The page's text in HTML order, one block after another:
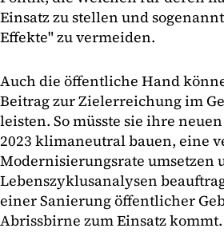
Einsatz zu stellen und
Effekte" zu vermeiden.
Auch die öffentliche Hand
Beitrag zur Zielerreichung im
leisten. So müsste sie ihre
2023 klimaneutral bauen, eine
Modernisierungsrate umsetzen
Lebenszyklusanalysen
einer Sanierung öffentlicher
Abrissbirne zum Einsatz